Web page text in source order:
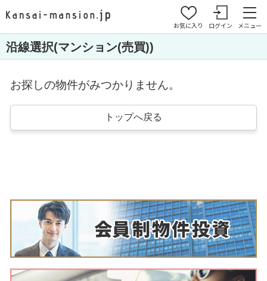
お気に入り ログイン メニュー
沿線選択(マンション(売買))
お探しの物件がみつかりません。
トップへ戻る